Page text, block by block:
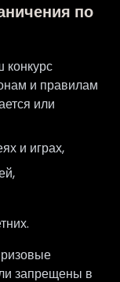
по
конкурс
и правилам
или
и играх,
запрещены в